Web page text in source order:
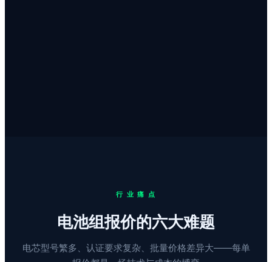
行 业 痛 点
电池组报价的六大难题
电芯型号繁多、认证要求复杂、批量价格差异大——每单